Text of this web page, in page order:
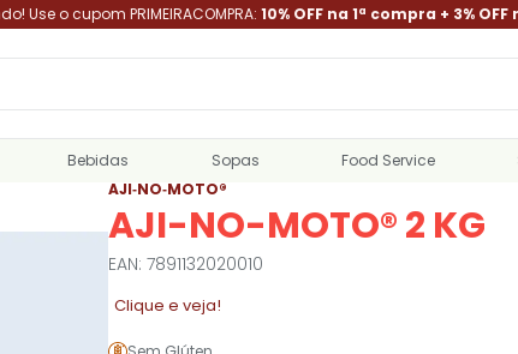
Use o cupom PRIMEIRACOMPRA: 10% OFF na 1ª compra + 3% OFF
Bebidas Sopas Food Service
AJI‑NO‑MOTO®
AJI-NO-MOTO® 2 KG
EAN: 7891132020010
Clique e veja!